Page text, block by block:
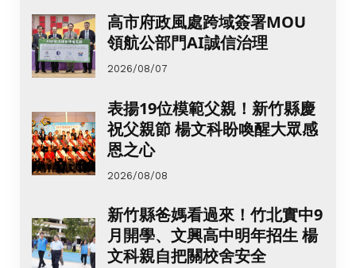
高市府政風處跨域簽署MOU
領航公部門AI誠信治理
2026/08/07
表揚19位模範父親！新竹縣慶
祝父親節 楊文科盼喚醒大眾感
恩之心
2026/08/08
新竹縣爸媽看過來！竹北實中9
月開學、文興高中明年招生 楊
文科親自把關校舍安全